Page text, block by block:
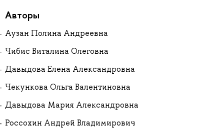
Авторы
Аузан Полина Андреевна
Чибис Виталина Олеговна
Давыдова Елена Александровна
Чекункова Ольга Валентиновна
Давыдова Мария Александровна
Россохин Андрей Владимирович